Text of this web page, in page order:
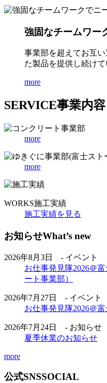
強固なチームワー
事業部を超えてお互
た製品を提供し続けて
more
SERVICE事業内容
more
more
WORKS施工実績
施工実績を見る
お知らせWhat’s new
2026年8月3日 - イベント
お仕事発見隊2026＠
ート事業部）
2026年7月27日 - イベント
お仕事発見隊2026＠
2026年7月24日 - お知らせ
夏季休業のお知らせ
more
公式SNSSOCIAL